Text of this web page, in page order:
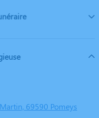
69590 Pomeys